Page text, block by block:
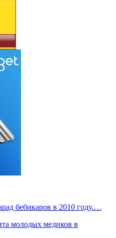
бебикаров в 2010 году.…
молодых медиков в